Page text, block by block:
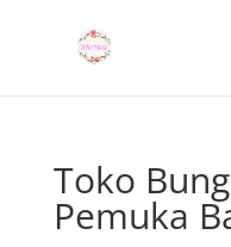
Toko
Pemuka